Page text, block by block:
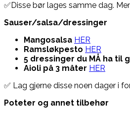
✅Disse bør lages samme dag.
Sauser/salsa/dressinger
Mangosalsa HER
Ramsløkpesto HER
5 dressinger du MÅ ha til
Aioli på 3 måter HER
✅ Lag gjerne disse noen dager i
Poteter og annet tilbehør